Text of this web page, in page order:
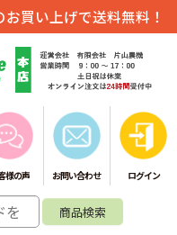
買い上げで送料無料！
様の声 お問い合わせ ログイン